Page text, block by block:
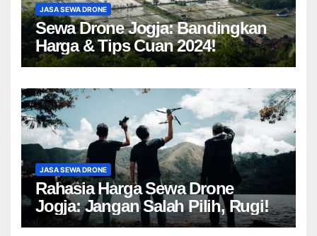
JASA SEWA DRONE
Sewa Drone Jogja: Bandingkan
Harga & Tips Cuan 2024!
JASA SEWA DRONE
Rahasia Harga Sewa Drone
Jogja: Jangan Salah Pilih, Rugi!